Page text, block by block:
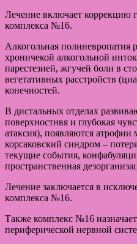
Лечение включает коррекцию
комплекса №16.
Алкогольная полиневропатия
хроничекой алкогольной
парестезией, жгучей боли в
вегетативных расстройств
конечностей.
В дистальных отделах
поверхностнвя и глубокая
атаксия), появляются
корсаковский синдром –
текущие события,
пространственная
Лечение заключается в
комплекса №16.
Также комплекс №16
периферической нервной